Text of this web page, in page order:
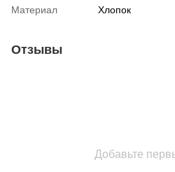
Материал
Хлопок
Отзывы
Добавьте